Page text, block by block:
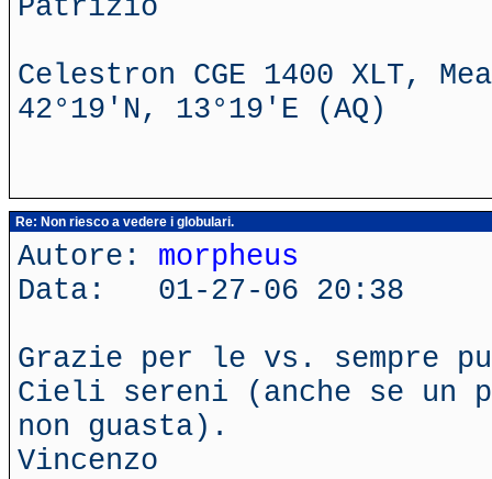
Patrizio
Celestron CGE 1400 XLT,
42°19'N, 13°19'E (AQ)
Re: Non riesco a vedere i globulari.
Autore: morpheus
Data: 01-27-06 20:38
Grazie per le vs. sempre
Cieli sereni (anche se un
non guasta).
Vincenzo